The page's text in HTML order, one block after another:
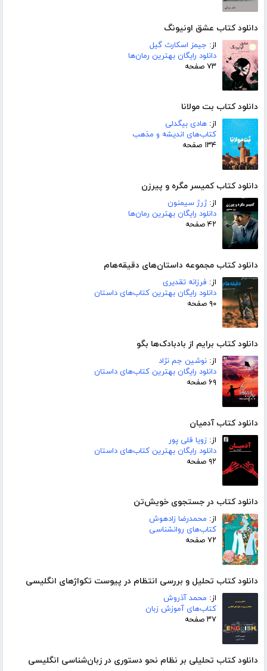
دانلود کتاب عشق اونیونگ
از: جیمز اسکارث گیل
دانلود رایگان بهترین رمان‌ها
۷۳ صفحه
دانلود کتاب بت مولانا
از: هادی بیگدلی
کتاب‌های اندیشه و مذهب
۱۳۴ صفحه
دانلود کتاب کمیسر مگره و پیرزن
از:ژرژ سیمنون
دانلود رایگان بهترین رمان‌ها
۴۲ صفحه
دانلود کتاب مجموعه داستان‌های دقیقه‌هام
از: فرزانه تقدیری
دانلود رایگان بهترین کتاب‌های داستان
۹۰ صفحه
دانلود کتاب برایم از بادبادک‌ها بگو
از: نوشین جم نژاد
دانلود رایگان بهترین کتاب‌های داستان
۶۹ صفحه
دانلود کتاب آدمیان
از: زویا قلی پور
دانلود رایگان بهترین کتاب‌های داستان
۹۲ صفحه
دانلود کتاب در جستجوی خویش‌تن
از: محمدرضا زادهوش
کتاب‌های روانشناسی
۷۲ صفحه
دانلود کتاب تحلیل و بررسی انتظام در پیوست تکواژهای انگلیسی
از: محمد آذروش
کتاب‌های آموزش زبان
۳۷ صفحه
دانلود کتاب تحلیلی بر نظام نحو دستوری در زبان‌شناسی انگلیسی